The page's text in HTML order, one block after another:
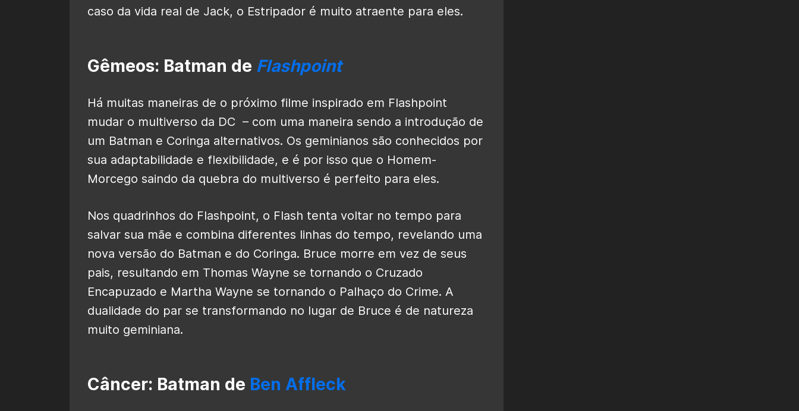
caso da vida real de Jack, o Estripador é muito atraente para eles.
Gêmeos: Batman de Flashpoint
Há muitas maneiras de o próximo filme inspirado em Flashpoint
mudar o multiverso da DC – com uma maneira sendo a introdução de
um Batman e Coringa alternativos. Os geminianos são conhecidos por
sua adaptabilidade e flexibilidade, e é por isso que o Homem-
Morcego saindo da quebra do multiverso é perfeito para eles.
Nos quadrinhos do Flashpoint, o Flash tenta voltar no tempo para
salvar sua mãe e combina diferentes linhas do tempo, revelando uma
nova versão do Batman e do Coringa. Bruce morre em vez de seus
pais, resultando em Thomas Wayne se tornando o Cruzado
Encapuzado e Martha Wayne se tornando o Palhaço do Crime. A
dualidade do par se transformando no lugar de Bruce é de natureza
muito geminiana.
Câncer: Batman de Ben Affleck